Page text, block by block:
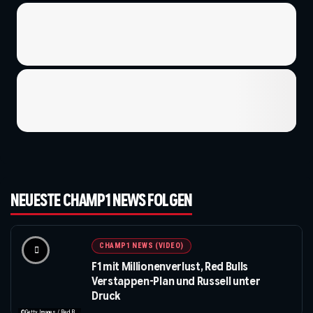
NEUESTE CHAMP1 NEWS FOLGEN
CHAMP1 NEWS (VIDEO)
F1 mit Millionenverlust, Red Bulls
Verstappen-Plan und Russell unter
Druck